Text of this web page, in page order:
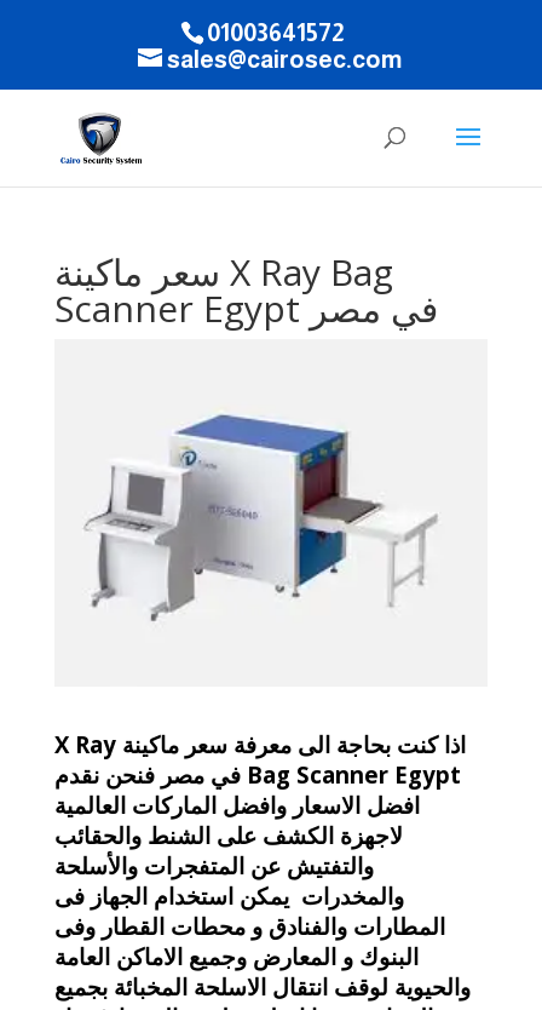
01003641572
sales@cairosec.com
سعر ماكينة X Ray Bag
Scanner Egypt في مصر
اذا كنت بحاجة الى معرفة سعر ماكينة X Ray
Bag Scanner Egypt في مصر فنحن نقدم
افضل الاسعار وافضل الماركات العالمية
لاجهزة الكشف على الشنط والحقائب
والتفتيش عن المتفجرات والأسلحة
والمخدرات يمكن استخدام الجهاز فى
المطارات والفنادق و محطات القطار وفى
البنوك و المعارض وجميع الاماكن العامة
والحيوية لوقف انتقال الاسلحة المخبائة بجميع